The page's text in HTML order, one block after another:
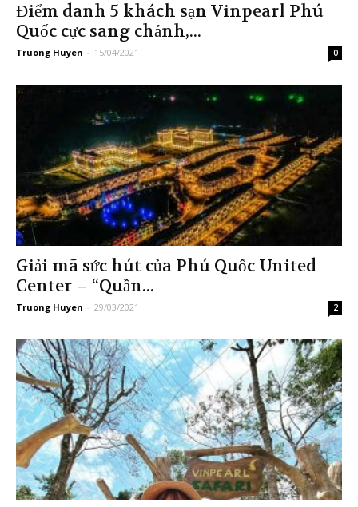
Điểm danh 5 khách sạn Vinpearl Phú
Quốc cực sang chảnh,...
Truong Huyen - 15/04/2021 0
Giải mã sức hút của Phú Quốc United
Center – “Quần...
Truong Huyen - 29/03/2021 2